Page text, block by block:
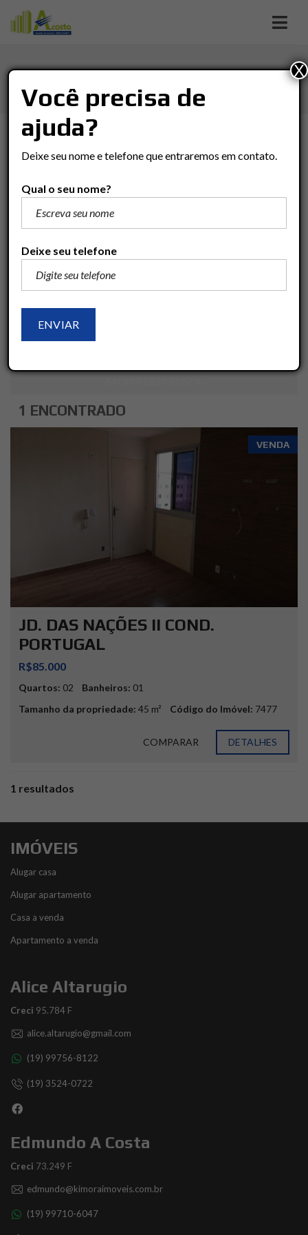
TIPO DE NEGÓCIO
TIPO DO IMÓVEL
VALOR(R$)
1 ENCONTRADO
VENDA
JD. DAS NAÇÕES II COND.
PORTUGAL
R$85.000
Quartos: 02 Banheiros: 01
Tamanho da propriedade: 45 m² Código do Imóvel: 7477
COMPARAR DETALHES
1 resultados
IMÓVEIS
Alugar casa
Alugar apartamento
Casa a venda
Apartamento a venda
Alice Altarugio
Creci 95.784 F
alice.altarugio@gmail.com
(19) 99756-8122
(19) 3524-0722
Edmundo A Costa
Creci 73.249 F
edmundo@kimoraimoveis.com.br
(19) 99710-6047
Você precisa de
ajuda?
Deixe seu nome e telefone que entraremos em contato.
Qual o seu nome?
Deixe seu telefone
X